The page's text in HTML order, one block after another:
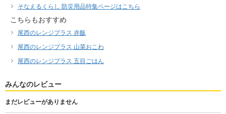
そなえるくらし 防災用品特集ページはこちら
こちらもおすすめ
尾西のレンジプラス 赤飯
尾西のレンジプラス 山菜おこわ
尾西のレンジプラス 五目ごはん
みんなのレビュー
まだレビューがありません